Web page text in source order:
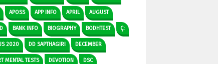
APOSS APP INFO APRIL AUGUST
BANK INFO BIOGRAPHY BODHTEST Ç:
2020 DD SAPTHAGIRI DECEMBER
MENTAL TESTS DEVOTION DSC